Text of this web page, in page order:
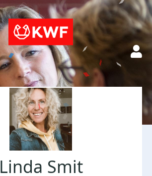
Linda Smit